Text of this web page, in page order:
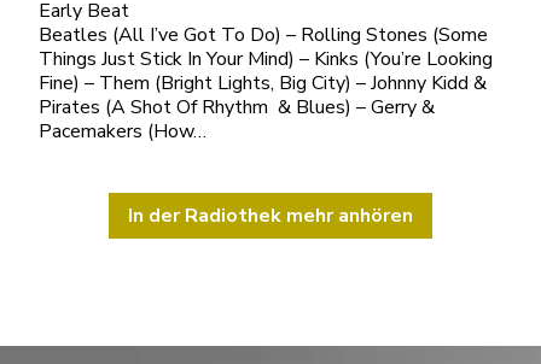
Early Beat
Beatles (All I’ve Got To Do) – Rolling Stones (Some
Things Just Stick In Your Mind) – Kinks (You’re Looking
Fine) – Them (Bright Lights, Big City) – Johnny Kidd &
Pirates (A Shot Of Rhythm & Blues) – Gerry &
Pacemakers (How…
In der Radiothek mehr anhören